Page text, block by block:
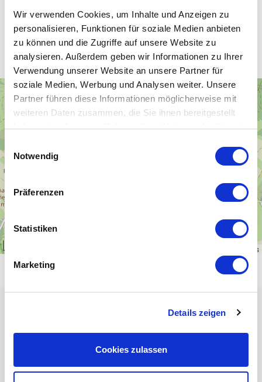
Wir verwenden Cookies, um Inhalte und Anzeigen zu
personalisieren, Funktionen für soziale Medien anbieten
zu können und die Zugriffe auf unsere Website zu
analysieren. Außerdem geben wir Informationen zu Ihrer
Verwendung unserer Website an unsere Partner für
soziale Medien, Werbung und Analysen weiter. Unsere
Partner führen diese Informationen möglicherweise mit
weiteren Daten zusammen, die Sie ihnen bereitgestellt
haben oder die sie im Rahmen Ihrer Nutzung der Dienste
Notwendig
Präferenzen
Statistiken
Marketing
Details zeigen
Cookies zulassen
Unsere WLAN-Hotspots in Geising
+
−
contributors